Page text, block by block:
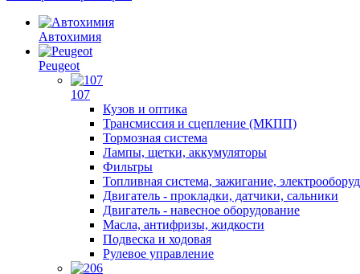
Автохимия
Peugeot
107
Кузов и оптика
Трансмиссия и сцепление (МКПП)
Тормозная система
Лампы, щетки, аккумуляторы
Фильтры
Топливная система, зажигание,
Двигатель - прокладки, датчики, сальники
Двигатель - навесное оборудование
Масла, антифризы, жидкости
Подвеска и ходовая
Рулевое управление